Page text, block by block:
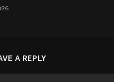
A REPLY